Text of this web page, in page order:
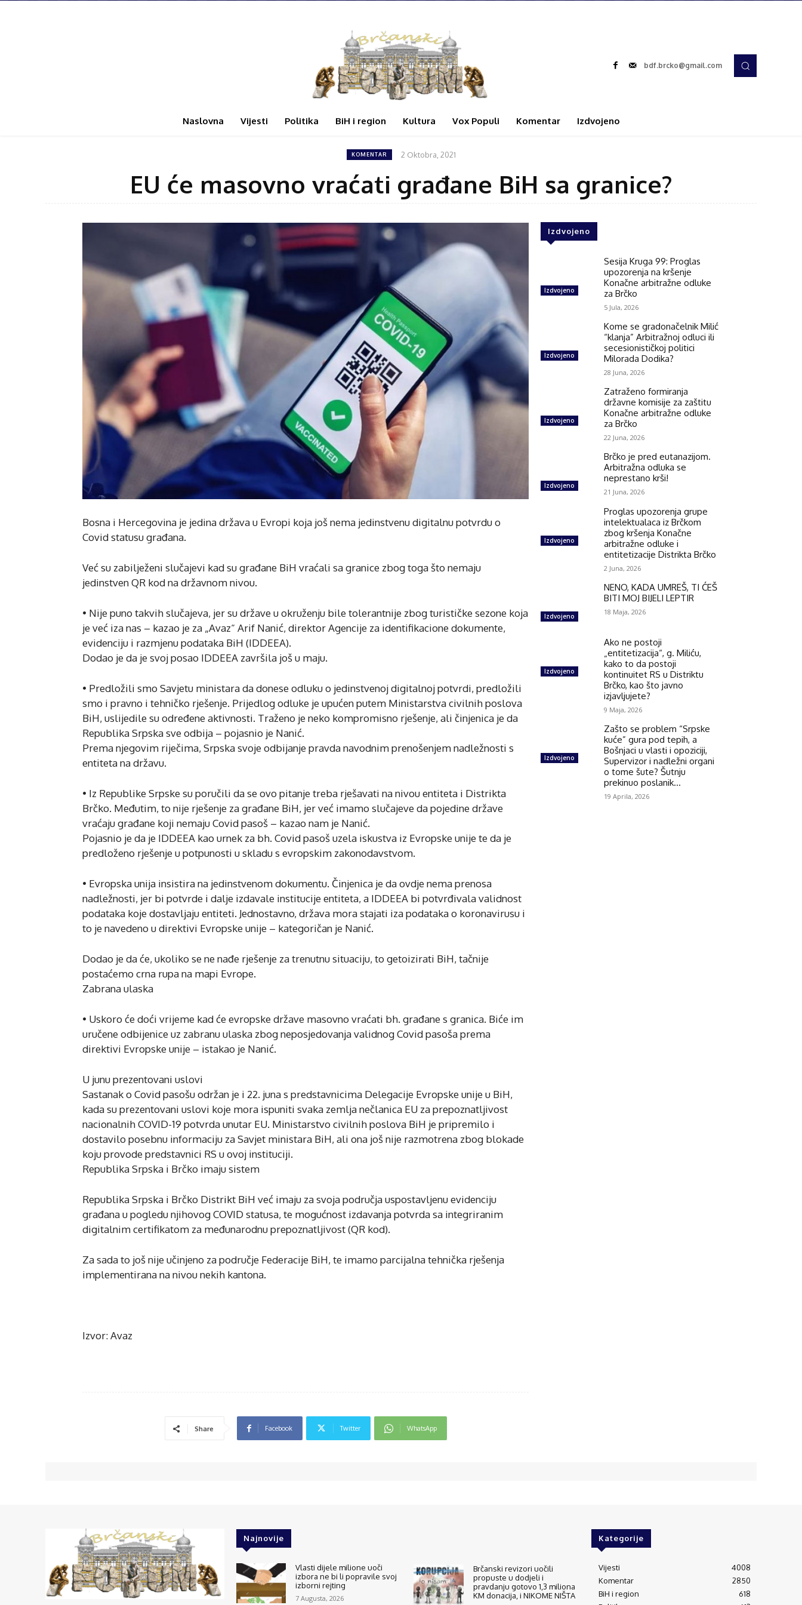
bdf.brcko@gmail.com
Naslovna Vijesti Politika BiH i region Kultura Vox Populi Komentar Izdvojeno
KOMENTAR 2 Oktobra, 2021
EU će masovno vraćati građane BiH sa granice?
Bosna i Hercegovina je jedina država u Evropi koja još nema jedinstvenu digitalnu potvrdu o
Covid statusu građana.
Već su zabilježeni slučajevi kad su građane BiH vraćali sa granice zbog toga što nemaju
jedinstven QR kod na državnom nivou.
• Nije puno takvih slučajeva, jer su države u okruženju bile tolerantnije zbog turističke sezone koja
je već iza nas – kazao je za „Avaz“ Arif Nanić, direktor Agencije za identifikacione dokumente,
evidenciju i razmjenu podataka BiH (IDDEEA).
Dodao je da je svoj posao IDDEEA završila još u maju.
• Predložili smo Savjetu ministara da donese odluku o jedinstvenoj digitalnoj potvrdi, predložili
smo i pravno i tehničko rješenje. Prijedlog odluke je upućen putem Ministarstva civilnih poslova
BiH, uslijedile su određene aktivnosti. Traženo je neko kompromisno rješenje, ali činjenica je da
Republika Srpska sve odbija – pojasnio je Nanić.
Prema njegovim riječima, Srpska svoje odbijanje pravda navodnim prenošenjem nadležnosti s
entiteta na državu.
• Iz Republike Srpske su poručili da se ovo pitanje treba rješavati na nivou entiteta i Distrikta
Brčko. Međutim, to nije rješenje za građane BiH, jer već imamo slučajeve da pojedine države
vraćaju građane koji nemaju Covid pasoš – kazao nam je Nanić.
Pojasnio je da je IDDEEA kao urnek za bh. Covid pasoš uzela iskustva iz Evropske unije te da je
predloženo rješenje u potpunosti u skladu s evropskim zakonodavstvom.
• Evropska unija insistira na jedinstvenom dokumentu. Činjenica je da ovdje nema prenosa
nadležnosti, jer bi potvrde i dalje izdavale institucije entiteta, a IDDEEA bi potvrđivala validnost
podataka koje dostavljaju entiteti. Jednostavno, država mora stajati iza podataka o koronavirusu i
to je navedeno u direktivi Evropske unije – kategoričan je Nanić.
Dodao je da će, ukoliko se ne nađe rješenje za trenutnu situaciju, to getoizirati BiH, tačnije
postaćemo crna rupa na mapi Evrope.
Zabrana ulaska
• Uskoro će doći vrijeme kad će evropske države masovno vraćati bh. građane s granica. Biće im
uručene odbijenice uz zabranu ulaska zbog neposjedovanja validnog Covid pasoša prema
direktivi Evropske unije – istakao je Nanić.
U junu prezentovani uslovi
Sastanak o Covid pasošu održan je i 22. juna s predstavnicima Delegacije Evropske unije u BiH,
kada su prezentovani uslovi koje mora ispuniti svaka zemlja nečlanica EU za prepoznatljivost
nacionalnih COVID-19 potvrda unutar EU. Ministarstvo civilnih poslova BiH je pripremilo i
dostavilo posebnu informaciju za Savjet ministara BiH, ali ona još nije razmotrena zbog blokade
koju provode predstavnici RS u ovoj instituciji.
Republika Srpska i Brčko imaju sistem
Republika Srpska i Brčko Distrikt BiH već imaju za svoja područja uspostavljenu evidenciju
građana u pogledu njihovog COVID statusa, te mogućnost izdavanja potvrda sa integriranim
digitalnim certifikatom za međunarodnu prepoznatljivost (QR kod).
Za sada to još nije učinjeno za područje Federacije BiH, te imamo parcijalna tehnička rješenja
implementirana na nivou nekih kantona.
Izvor: Avaz
Share Facebook Twitter WhatsApp
Izdvojeno
Izdvojeno
Sesija Kruga 99: Proglas
upozorenja na kršenje
Konačne arbitražne odluke
za Brčko
5 Jula, 2026
Izdvojeno
Kome se gradonačelnik Milić
“klanja” Arbitražnoj odluci ili
secesionističkoj politici
Milorada Dodika?
28 Juna, 2026
Izdvojeno
Zatraženo formiranja
državne komisije za zaštitu
Konačne arbitražne odluke
za Brčko
22 Juna, 2026
Izdvojeno
Brčko je pred eutanazijom.
Arbitražna odluka se
neprestano krši!
21 Juna, 2026
Izdvojeno
Proglas upozorenja grupe
intelektualaca iz Brčkom
zbog kršenja Konačne
arbitražne odluke i
entitetizacije Distrikta Brčko
2 Juna, 2026
Izdvojeno
NENO, KADA UMREŠ, TI ĆEŠ
BITI MOJ BIJELI LEPTIR
18 Maja, 2026
Izdvojeno
Ako ne postoji
„entitetizacija“, g. Miliću,
kako to da postoji
kontinuitet RS u Distriktu
Brčko, kao što javno
izjavljujete?
9 Maja, 2026
Izdvojeno
Zašto se problem “Srpske
kuće” gura pod tepih, a
Bošnjaci u vlasti i opoziciji,
Supervizor i nadležni organi
o tome šute? Šutnju
prekinuo poslanik...
19 Aprila, 2026
Najnovije
Vlasti dijele milione uoči
izbora ne bi li popravile svoj
izborni rejting
7 Augusta, 2026
Brčanski revizori uočili
propuste u dodjeli i
pravdanju gotovo 1,3 miliona
KM donacija, i NIKOME NIŠTA
Kategorije
Vijesti
4008
Komentar
2850
BiH i region
618